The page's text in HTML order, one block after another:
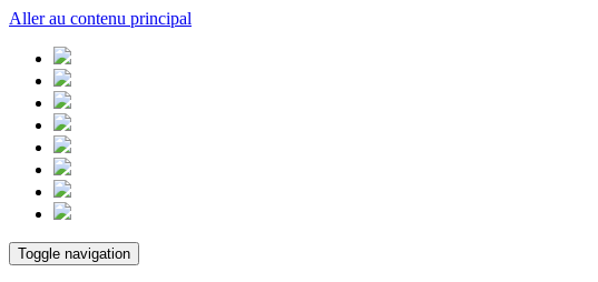
Aller au contenu principal
Toggle navigation